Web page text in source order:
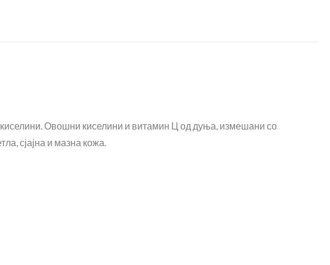
киселини. Овошни киселини и витамин Ц од дуња, измешани со
сјајна и мазна кожа.